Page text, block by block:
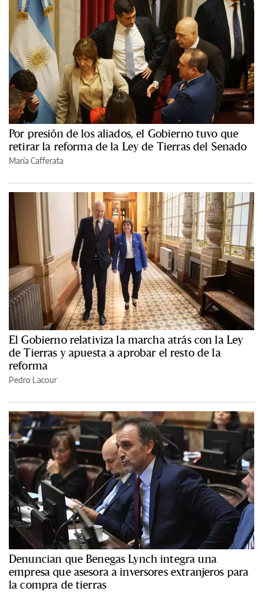
Por presión de los aliados, el Gobierno tuvo que
retirar la reforma de la Ley de Tierras del Senado
María Cafferata
El Gobierno relativiza la marcha atrás con la Ley
de Tierras y apuesta a aprobar el resto de la
reforma
Pedro Lacour
Denuncian que Benegas Lynch integra una
empresa que asesora a inversores extranjeros para
la compra de tierras